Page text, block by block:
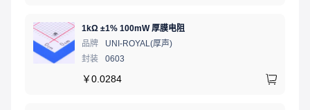
1kΩ ±1% 100mW 厚膜电阻
品牌
UNI-ROYAL(厚声)
封装
0603
￥0.0284